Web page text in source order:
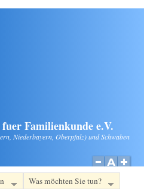
Familienkunde e.V.
Niederbayern, Oberpfalz) und Schwaben
Was möchten Sie tun?